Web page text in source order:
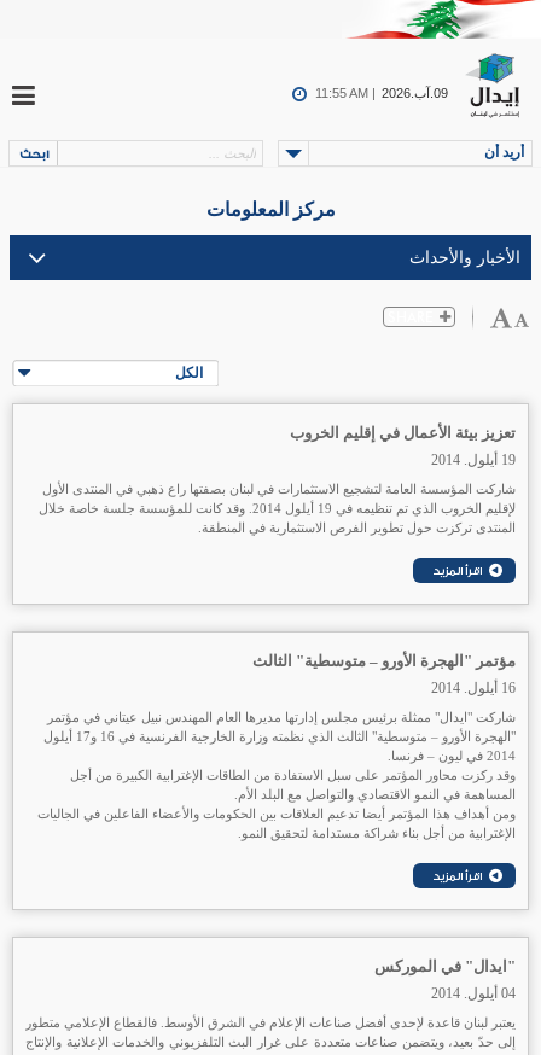
09.آب.2026 11:55 AM |
أريد أن
مركز المعلومات
الكل
تعزيز بيئة الأعمال في إقليم الخروب
19 أيلول. 2014
شاركت المؤسسة العامة لتشجيع الاستثمارات في لبنان بصفتها راع ذهبي في المنتدى الأول
لإقليم الخروب الذي تم تنظيمه في 19 أيلول 2014. وقد كانت للمؤسسة جلسة خاصة خلال
المنتدى تركزت حول تطوير الفرص الاستثمارية في المنطقة.
مؤتمر "الهجرة الأورو – متوسطية" الثالث
16 أيلول. 2014
شاركت "ايدال" ممثلة برئيس مجلس إدارتها مديرها العام المهندس نبيل عيتاني في مؤتمر
"الهجرة الأورو – متوسطية" الثالث الذي نظمته وزارة الخارجية الفرنسية في 16 و17 أيلول
2014 في ليون – فرنسا.
وقد ركزت محاور المؤتمر على سبل الاستفادة من الطاقات الإغترابية الكبيرة من أجل
المساهمة في النمو الاقتصادي والتواصل مع البلد الأم.
ومن أهداف هذا المؤتمر أيضا تدعيم العلاقات بين الحكومات والأعضاء الفاعلين في الجاليات
الإغترابية من أجل بناء شراكة مستدامة لتحقيق النمو.
"ايدال" في الموركس
04 أيلول. 2014
يعتبر لبنان قاعدة لإحدى أفضل صناعات الإعلام في الشرق الأوسط. فالقطاع الإعلامي متطور
إلى حدّ بعيد، ويتضمن صناعات متعددة على غرار البث التلفزيوني والخدمات الإعلانية والإنتاج